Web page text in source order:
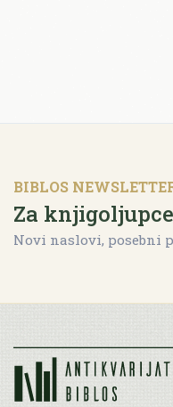
BIBLOS
Za
Novi naslovi, posebni